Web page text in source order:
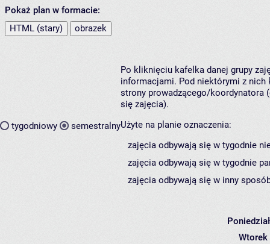
Pokaż plan w formacie:
HTML (stary)
obrazek
tygodniowy semestralny
Po kliknięciu kafelka danej grupy
informacjami. Pod niektórymi z nich
strony prowadzącego/koordynatora
się zajęcia).
Użyte na planie oznaczenia:
zajęcia odbywają się w tygodnie
zajęcia odbywają się w tygodnie
zajęcia odbywają się w inny
Wtorek